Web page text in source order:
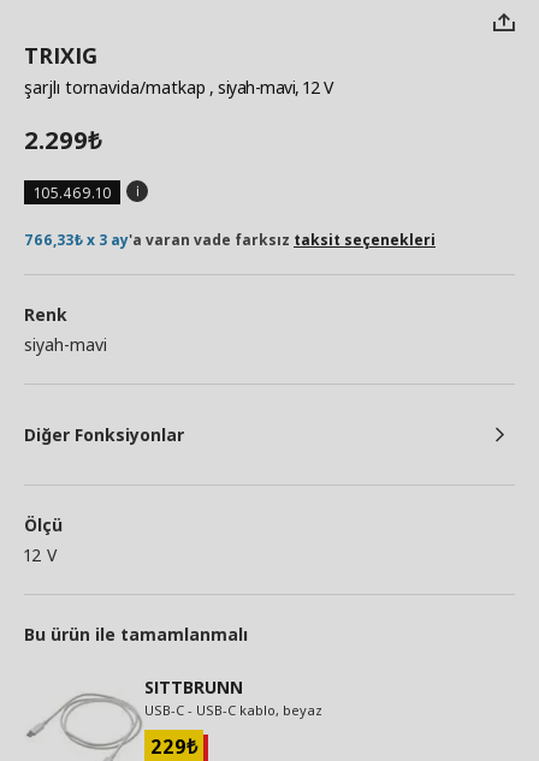
TRIXIG
şarjlı tornavida/matkap , siyah-mavi, 12 V
2.299₺
105.469.10
766,33₺ x 3 ay'a varan vade farksız taksit seçenekleri
Renk
siyah-mavi
Diğer Fonksiyonlar
Ölçü
12 V
Bu ürün ile tamamlanmalı
SITTBRUNN
USB-C - USB-C kablo, beyaz
229₺